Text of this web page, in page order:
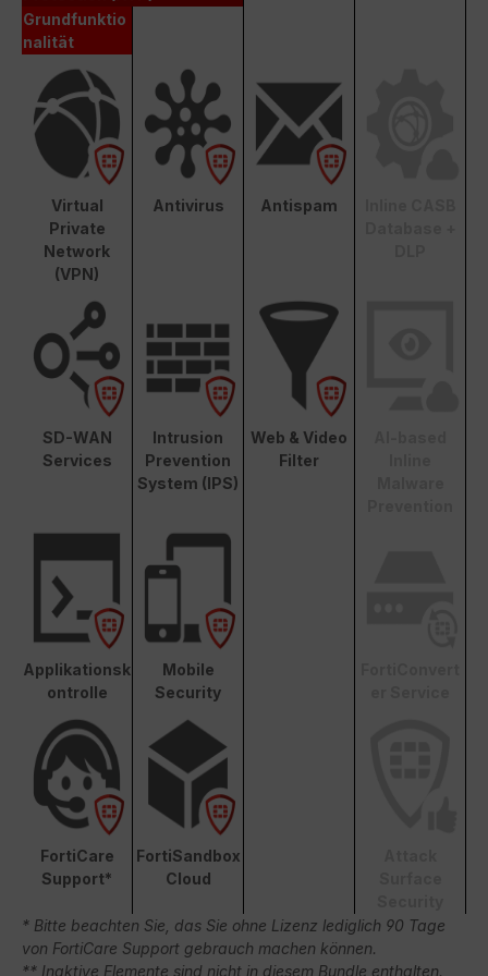
Grundfunktio
nalität
Virtual
Private
Network
(VPN)
Antivirus Antispam
SD-WAN
Services
Intrusion
Prevention
System (IPS)
Web & Video
Filter
Applikationsk
ontrolle
Mobile
Security
FortiCare
Support*
FortiSandbox
Cloud
* Bitte beachten Sie, das Sie ohne Lizenz lediglich 90 Tage
von FortiCare Support gebrauch machen können.
** Inaktive Elemente sind nicht in diesem Bundle enthalten.